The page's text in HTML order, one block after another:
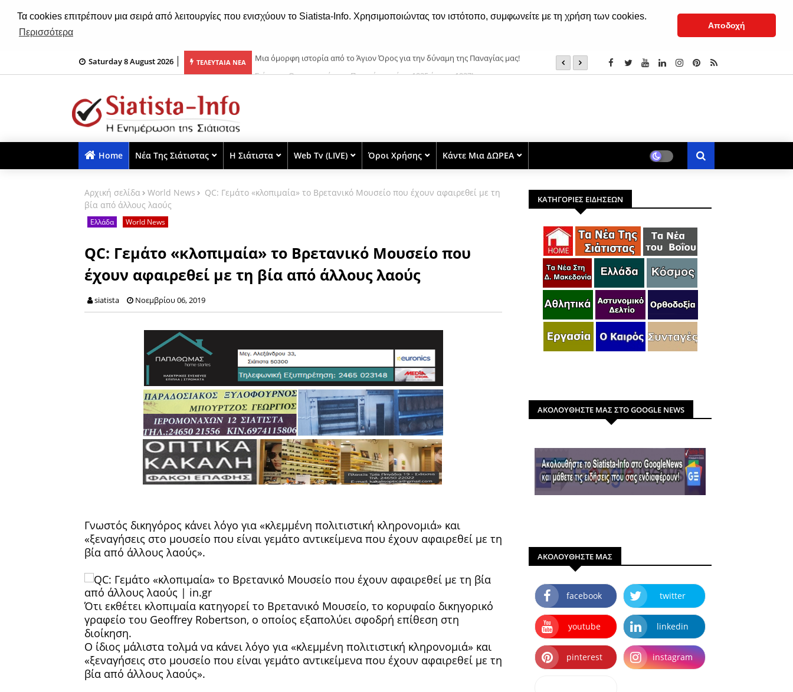
Τα cookies επιτρέπουν μια σειρά από λειτουργίες που ενισχύουν το Siatista-Info. Χρησιμοποιώντας τον ιστότοπο, συμφωνείτε με τη χρήση των cookies.
Περισσότερα
Αποδοχή
Saturday 8 August 2026 ΤΕΛΕΥΤΑΙΑ ΝΕΑ
το Άγιον Όρος για την δύναμη της Παναγίας μας! Σιάτιστα: Ο εορτασμός της Παναγίας από το 1935 έως το 1937! Δημόσια Βιβλιοθήκη: Γιορτή λήξης «Το βιβλίο
Home Νέα Της Σιάτιστας Η Σιάτιστα Web Tv (LIVE) Όροι Χρήσης Κάντε Μια ΔΩΡΕΑ
Αρχική σελίδα World News
QC: Γεμάτο «κλοπιμαία» το Βρετανικό Μουσείο που έχουν αφαιρεθεί με τη
βία από άλλους λαούς
Ελλάδα World News
QC: Γεμάτο «κλοπιμαία» το Βρετανικό Μουσείο που
έχουν αφαιρεθεί με τη βία από άλλους λαούς
siatista Νοεμβρίου 06, 2019
Γνωστός δικηγόρος κάνει λόγο για «κλεμμένη πολιτιστική κληρονομιά» και
«ξεναγήσεις στο μουσείο που είναι γεμάτο αντικείμενα που έχουν αφαιρεθεί με τη
βία από άλλους λαούς».
Ότι εκθέτει κλοπιμαία κατηγορεί το Βρετανικό Μουσείο, το κορυφαίο δικηγορικό
γραφείο του Geoffrey Robertson, ο οποίος εξαπολύει σφοδρή επίθεση στη
διοίκηση.
Ο ίδιος μάλιστα τολμά να κάνει λόγο για «κλεμμένη πολιτιστική κληρονομιά» και
«ξεναγήσεις στο μουσείο που είναι γεμάτο αντικείμενα που έχουν αφαιρεθεί με τη
βία από άλλους λαούς».
ΚΑΤΗΓΟΡΙΕΣ ΕΙΔΗΣΕΩΝ
ΑΚΟΛΟΥΘΗΣΤΕ ΜΑΣ ΣΤΟ GOOGLE NEWS
ΑΚΟΛΟΥΘΗΣΤΕ ΜΑΣ
facebook twitter
youtube linkedin
pinterest instagram